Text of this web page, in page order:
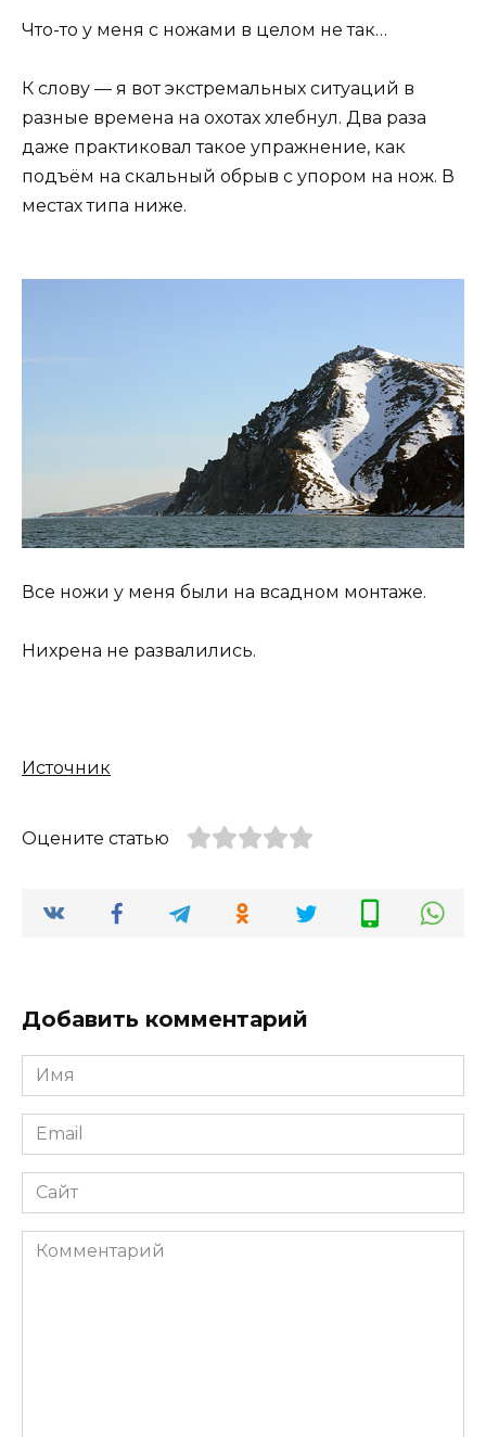
Что-то у меня с ножами в целом не так…
К слову — я вот экстремальных ситуаций в
разные времена на охотах хлебнул. Два раза
даже практиковал такое упражнение, как
подъём на скальный обрыв с упором на нож. В
местах типа ниже.
Все ножи у меня были на всадном монтаже.
Нихрена не развалились.
Источник
Оцените статью
Добавить комментарий
Имя
*
Email
*
Сайт
Комментарий